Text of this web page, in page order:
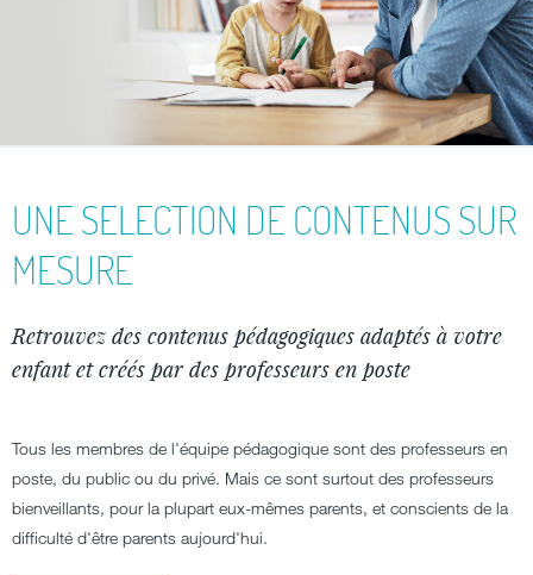
UNE SELECTION DE CONTENUS SUR
MESURE
Retrouvez des contenus pédagogiques adaptés à votre
enfant et créés par des professeurs en poste
Tous les membres de l'équipe pédagogique sont des professeurs en
poste, du public ou du privé. Mais ce sont surtout des professeurs
bienveillants, pour la plupart eux-mêmes parents, et conscients de la
difficulté d'être parents aujourd'hui.